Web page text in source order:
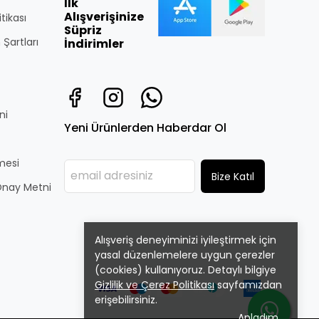
Alışveriş deneyiminizi iyileştirmek için
yasal düzenlemelere uygun çerezler
(cookies) kullanıyoruz. Detaylı bilgiye
Gizlilik ve Çerez Politikasısayfamızdan
erişebilirsiniz.
Metni
İlk
Alışverişinize
Süpriz
İndirimler
Yeni Ürünlerden Haberdar Ol
Bize Katıl